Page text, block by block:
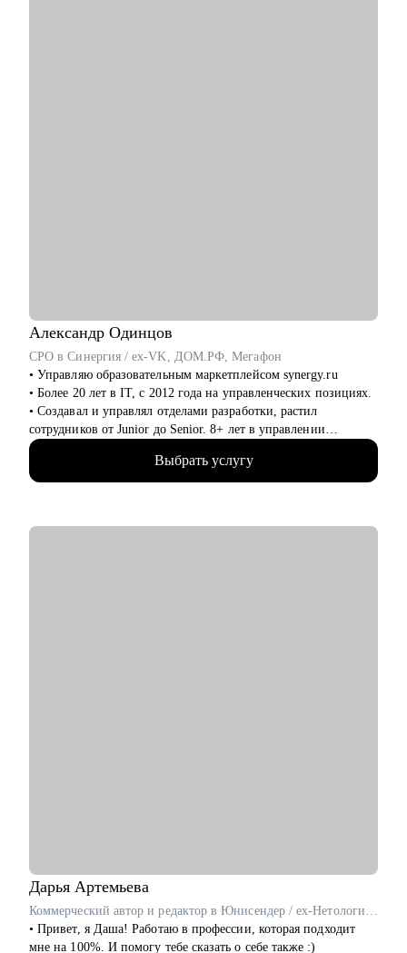
Александр Одинцов
CPO в Синергия / ex-VK, ДОМ.РФ, Мегафон
• Управляю образовательным маркетплейсом synergy.ru
• Более 20 лет в IT, c 2012 года на управленческих позициях.
• Создавал и управлял отделами разработки, растил
сотрудников от Junior до Senior. 8+ лет в управлении
продуктами.
• Запускал b2b продукт от идеи до масштабирования.
• Развивал метрики в b2c продуктах: DAU (до 2.5млн), CSI,
Выбрать услугу
Дарья Артемьева
Коммерческий автор и редактор в Юнисендер / ex-Нетология, Росатом
• Привет, я Даша! Работаю в профессии, которая подходит
мне на 100%. И помогу тебе сказать о себе также :)